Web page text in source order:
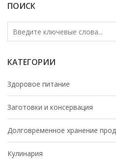
ПОИСК
КАТЕГОРИИ
Здоровое питание
Заготовки и консервация
Долговременное хранение
Кулинария